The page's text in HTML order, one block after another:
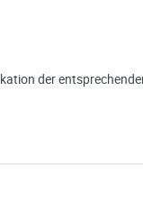
Einwilligung jederzeit
in unserer
der